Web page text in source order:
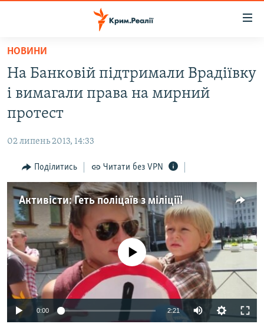
Перейти
основного
матеріалу
до
основної
Перейти
до
пошуку
БЛОГИ
ПОГЛЯД
ІНТЕРВ'Ю
ВСЕ ЗА ДЕНЬ
СПЕЦПРОЕКТИ
ДЕПОРТАЦІЯ
ВІДЕОУРОКИ «ELIFBE»
СВІДЧЕННЯ ОКУПАЦІЇ
УКРАЇНСЬКА ПРОБЛЕМА КРИМУ
ЯК ОБІЙТИ БЛОКУВАННЯ
Русский
Qırımtatar
НОВИНИ
На Банковій підтримали Врадіївку
і вимагали права на мирний
протест
02 липень 2013, 14:33
Поділитись Читати без VPN
Активісти: Геть поліцаїв з міліції!
No media source currently available
0:00 2:21